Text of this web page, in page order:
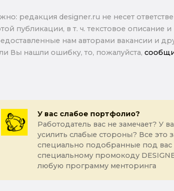
pедакция designer.ru не несет
публикации, в т. ч. текстовое описание
нам авторами вакансии и
Вы нашли ошибку, то, пожалуйста,
У вас слабое портфолио?
Работодатель вас не замечает? У
усилить слабые стороны? Все это
специально подобранные под вас
специальному промокоду
любую программу менторинга